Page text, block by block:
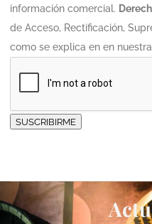
información comercial.
de Acceso, Rectificación,
como se explica en en nuestra
SUSCRIBIRME